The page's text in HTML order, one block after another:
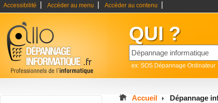
Accessibilité Accéder au menu Accéder au contenu
QUI ?
ex: SOS Dépannage Ordinateur
Accueil Dépannage